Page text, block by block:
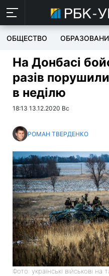
ОБЩЕСТВО
На Донбасі
разів
в неділю
18:13 13.12.2020 Вс
РОМАН ТВЕРДЕНКО
Фото: українські військові на